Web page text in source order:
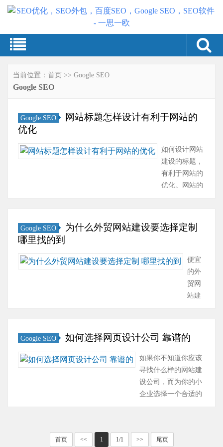
当前位置： 首页 >> Google SEO
Google SEO
Google SEO
网站标题怎样设计有利于网站的
优化
如何设计网站
建设的标题，
有利于网站的
优化。网站的
浏览器顶部蓝
色横幅中的文
访问者来说，
这个标题并不
在乎，但是搜
索引擎非常看
所以这部分要
做好。 这一阶
段称为页面优
化，是对页面
的装饰性因
Google SEO
为什么外贸网站建设要选择定制
哪里找的到
便宜
的外
贸网
站建
单，
内容
建设
方面
也是
Google SEO 如何选择网页设计公司 靠谱的
如果你不知道你应该
寻找什么样的网站建
设公司，而为你的小
企业选择一个合适的
找到合适的建站公
首页 << 1 1/1 >> 尾页